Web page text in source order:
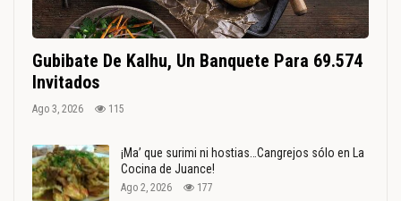
Gubibate De Kalhu, Un Banquete Para 69.574
Invitados
Ago 3, 2026 115
¡Ma’ que surimi ni hostias…Cangrejos sólo en La
Cocina de Juance!
Ago 2, 2026 177